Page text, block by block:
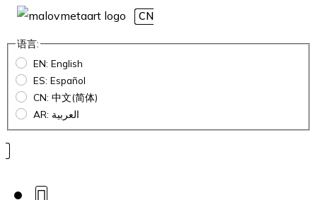
CN
语言:
EN: English
ES: Español
CN: 中文(简体)
AR: العربية